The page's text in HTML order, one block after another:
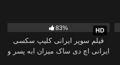
HD
83%
فیلم سوپر ایرانی کلیپ سکسی
ایرانی اچ دی ساک میزان ابه پسر و